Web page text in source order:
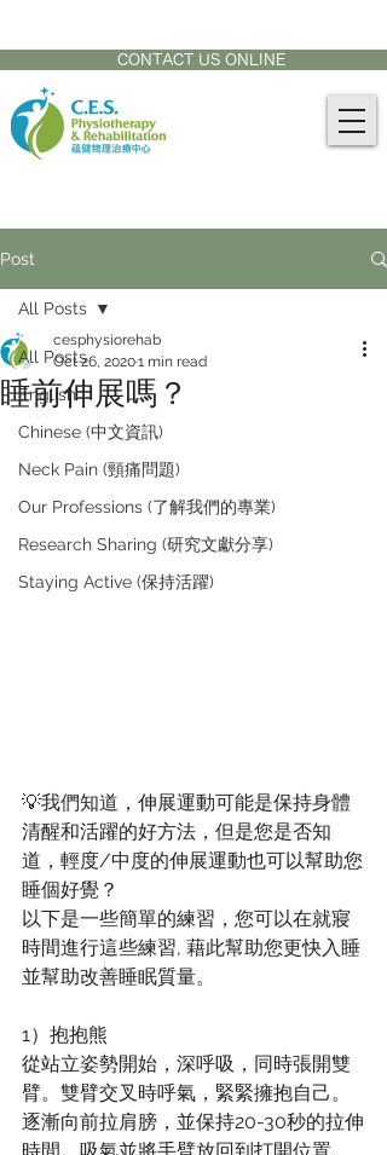
CONTACT US ONLINE
Post
All Posts
English
Chinese (中文資訊)
Neck Pain (頸痛問題)
Our Professions (了解我們的專業)
Research Sharing (研究文獻分享)
Staying Active (保持活躍)
All Posts
睡前伸展嗎？
cesphysiorehab
Oct 26, 20201 min read
💡我們知道，伸展運動可能是保持身體
清醒和活躍的好方法，但是您是否知
道，輕度/中度的伸展運動也可以幫助您
睡個好覺？
以下是一些簡單的練習，您可以在就寢
時間進行這些練習, 藉此幫助您更快入睡
並幫助改善睡眠質量。
1）抱抱熊
從站立姿勢開始，深呼吸，同時張開雙
臂。雙臂交叉時呼氣，緊緊擁抱自己。
逐漸向前拉肩膀，並保持20-30秒的拉伸